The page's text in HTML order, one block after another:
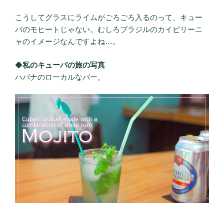
こうしてグラスにライムがごろごろ入るのって、キュー
バのモヒートじゃない。むしろブラジルのカイピリーニ
ャのイメージなんですよね…。
◆私のキューバの旅の写真
ハバナのローカルなバー。